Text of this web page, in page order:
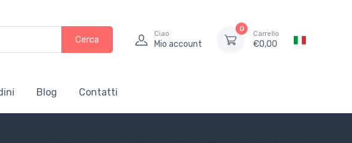
Cerca
Ciao
Mio account
0
Carrello
€0,00
Blog Contatti